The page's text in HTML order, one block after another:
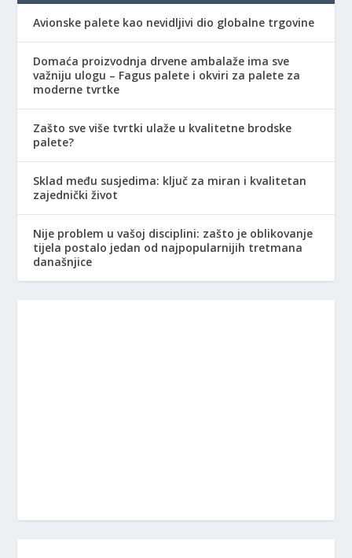
Avionske palete kao nevidljivi dio globalne trgovine
Domaća proizvodnja drvene ambalaže ima sve
važniju ulogu – Fagus palete i okviri za palete za
moderne tvrtke
Zašto sve više tvrtki ulaže u kvalitetne brodske
palete?
Sklad među susjedima: ključ za miran i kvalitetan
zajednički život
Nije problem u vašoj disciplini: zašto je oblikovanje
tijela postalo jedan od najpopularnijih tretmana
današnjice